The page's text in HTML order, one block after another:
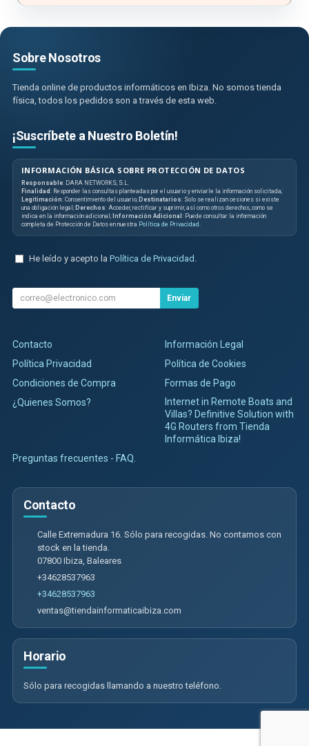
Sobre Nosotros
Tienda online de productos informáticos en Ibiza. No somos tienda
física, todos los pedidos son a través de esta web.
¡Suscríbete a Nuestro Boletín!
INFORMACIÓN BÁSICA SOBRE PROTECCIÓN DE DATOS
Responsable: DARA NETWORKS, S.L.
Finalidad : Responder las consultas planteadas por el usuario y enviarle la información solicitada;
Legitimación: Consentimiento del usuario; Destinatarios: Solo se realizan cesiones si existe
una obligación legal; Derechos: Acceder, rectificar y suprimir, así como otros derechos, como se
indica en la información adicional; Información Adicional : Puede consultar la información
completa de Protección de Datos en nuestra Política de Privacidad
He leído y acepto la Política de Privacidad
Enviar
Contacto
Información Legal
Política Privacidad
Política de Cookies
Condiciones de Compra
Formas de Pago
¿Quienes Somos?
Internet in Remote Boats and
Villas? Definitive Solution with
4G Routers from Tienda
Informática Ibiza!
Preguntas frecuentes - FAQ.
Contacto
Calle Extremadura 16. Sólo para recogidas. No contamos con
stock en la tienda.
07800 Ibiza Baleares
+34628537963
+34628537963
ventas@tiendainformaticaibiza.com
Horario
Sólo para recogidas llamando a nuestro teléfono.